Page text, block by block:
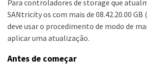
Para controladores de storage que
SANtricity os com mais de 08.42.20.00 GB
deve usar o procedimento de modo de
aplicar uma atualização.
Antes de começar